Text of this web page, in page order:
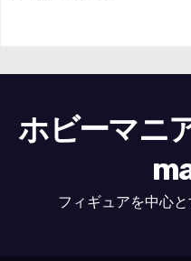
ホビーマニ
フィギュアを中心